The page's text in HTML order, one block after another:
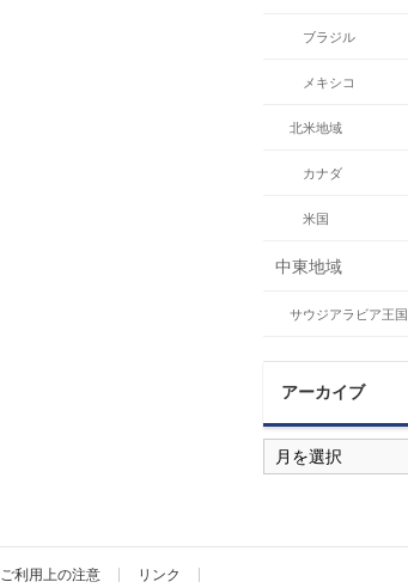
ブラジル
メキシコ
北米地域
カナダ
米国
中東地域
サウジアラビア王国
アーカイブ
ア
ー
ご利用上の注意 リンク